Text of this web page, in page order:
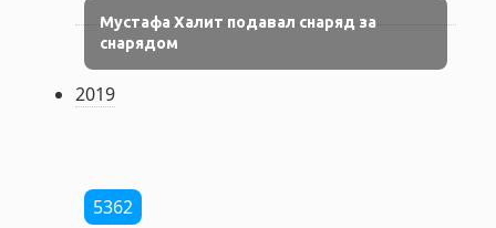
Мустафа Халит подавал снаряд за
снарядом
2019
5362